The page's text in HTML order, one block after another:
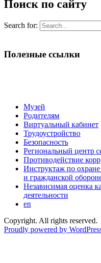
Поиск по сайту
Search for:
Полезные ссылки
Музей
Родителям
Виртуальный кабинет
Трудоустройство
Безопасность
Региональный центр
Противодействие
Инструктаж по
и гражданской
Независимая оценка
деятельности
en
Copyright. All rights reserved.
Proudly powered by